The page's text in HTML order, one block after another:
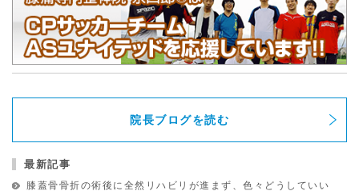
院長ブログを読む
最新記事
膝蓋骨骨折の術後に全然リハビリが進まず、色々どうしていい